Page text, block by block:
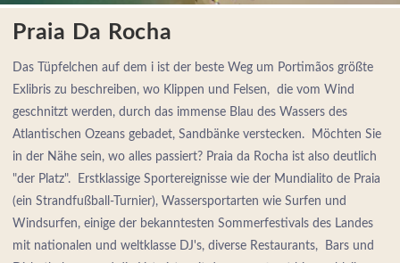
Praia Da Rocha
Das Tüpfelchen auf dem i ist der beste Weg um Portimãos größte
Exlibris zu beschreiben, wo Klippen und Felsen, die vom Wind
geschnitzt werden, durch das immense Blau des Wassers des
Atlantischen Ozeans gebadet, Sandbänke verstecken. Möchten Sie
in der Nähe sein, wo alles passiert? Praia da Rocha ist also deutlich
"der Platz". Erstklassige Sportereignisse wie der Mundialito de Praia
(ein Strandfußball-Turnier), Wassersportarten wie Surfen und
Windsurfen, einige der bekanntesten Sommerfestivals des Landes
mit nationalen und weltklasse DJ's, diverse Restaurants, Bars und